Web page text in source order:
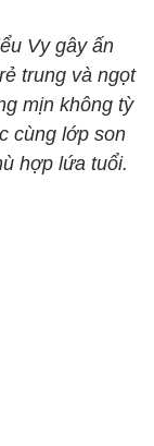
Vy gây ấn
trung và ngọt
mịn không tỳ
cùng lớp son
hợp lứa tuổi.